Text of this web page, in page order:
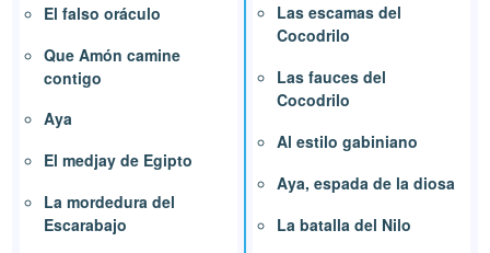
El falso oráculo
Que Amón camine
contigo
Aya
El medjay de Egipto
La mordedura del
Escarabajo
Las escamas del
Cocodrilo
Las fauces del
Cocodrilo
Al estilo gabiniano
Aya, espada de la diosa
La batalla del Nilo